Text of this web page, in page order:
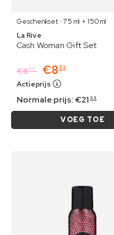
Geschenkset ⋅ 75 ml + 150 ml
La Rive
Cash Woman Gift Set
€859 €8 33
Actieprijs
Normale prijs:€21 99
VOEG TOE